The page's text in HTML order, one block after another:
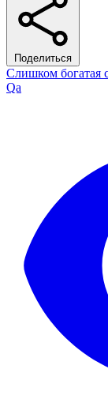
Поделиться
Слишком богатая
Qa